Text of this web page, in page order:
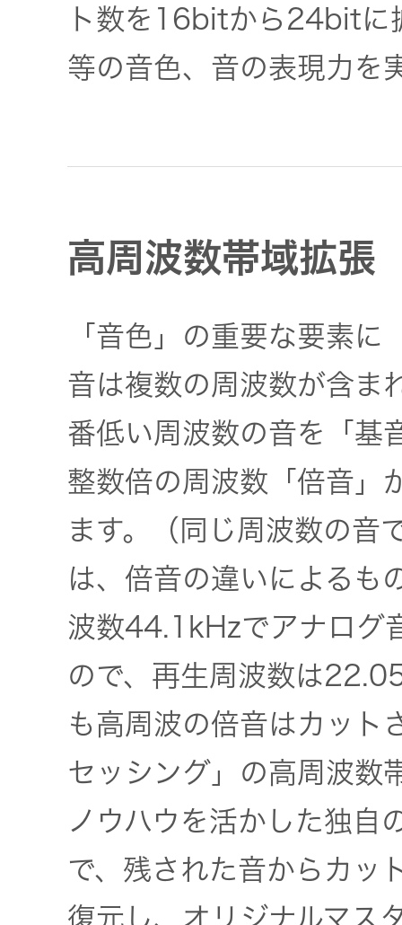
ト数を16bitから24bitに
等の音色、音の表現力を
高周波数帯域拡張
「音色」の重要な要素
音は複数の周波数が含ま
番低い周波数の音を「基
整数倍の周波数「倍音」
ます。（同じ周波数の音
は、倍音の違いによるも
波数44.1kHzでアナログ
ので、再生周波数は
も高周波の倍音はカット
セッシング」の高周波数
ノウハウを活かした独自
で、残された音からカッ
復元し、オリジナルマス